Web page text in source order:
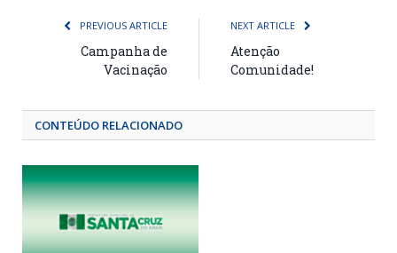
PREVIOUS ARTICLE
Campanha de
Vacinação
NEXT ARTICLE
Atenção
Comunidade!
CONTEÚDO RELACIONADO